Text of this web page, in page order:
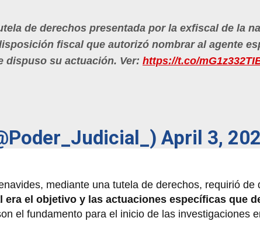
de derechos presentada por la exfiscal de la
fiscal que autorizó nombrar al agente
su actuación. Ver: https://t.co/
April 3,
mediante una tutela de derechos, requirió de
era el objetivo y las actuaciones específicas que
el fundamento para el inicio de las investigaciones